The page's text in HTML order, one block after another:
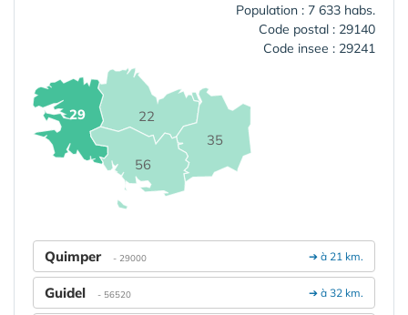
Population : 7 633 habs.
Code postal : 29140
Code insee : 29241
22
29
35
56
➔ à 21 km.
Quimper - 29000
➔ à 32 km.
Guidel - 56520